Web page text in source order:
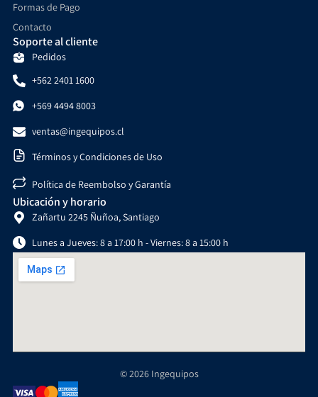
Formas de Pago
Contacto
Soporte al cliente
Pedidos
+562 2401 1600
+569 4494 8003
ventas@ingequipos.cl
Términos y Condiciones de Uso
Política de Reembolso y Garantía
Ubicación y horario
Zañartu 2245 Ñuñoa, Santiago
Lunes a Jueves: 8 a 17:00 h - Viernes: 8 a 15:00 h
© 2026 Ingequipos